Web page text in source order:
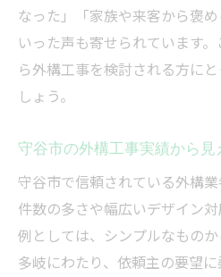
なった」「家族や来客から褒
いった声も寄せられています
ら外構工事を検討される方に
しょう。
守谷市の外構工事実績から見
守谷市で信頼されている外構
件数の多さや幅広いデザイン
例としては、シンプルなもの
多岐にわたり、依頼主の要望